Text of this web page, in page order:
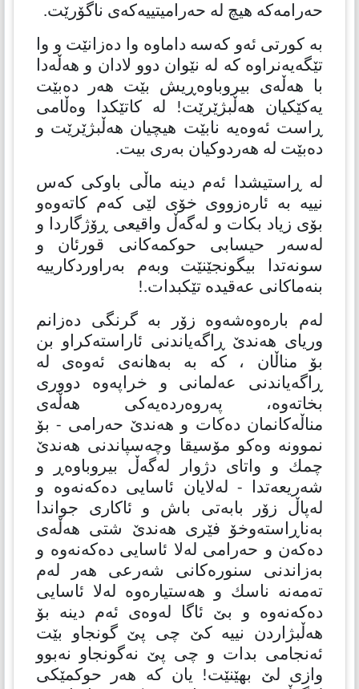
حەرامەكە هیچ لە حەرامیتییەكەی ناگۆرێت.
بە كورتی ئەو كەسە داماوە وا دەزانێت و وا
تێگەیەنراوە كە لە نێوان دوو لادان و هەڵەدا
با هەڵەی بیروباوەڕیش بێت هەر دەبێت
یەكێكیان هەڵبژێرێت! لە كاتێكدا وەڵامی
ڕاست ئەوەیە نابێت هیچیان هەڵبژێرێت و
دەبێت لە هەردوكیان بەری بیت.
لە ڕاستیشدا ئەم دینە ماڵی باوكی كەس
نییە بە ئارەزووی خۆی لێی كەم كاتەوەو
بۆی زیاد بكات و لەگەڵ واقیعی ڕۆژگاردا و
لەسەر حیسابی حوكمەكانی قورئان و
سونەتدا بیگونجێنێت وبەم بەراوردكارییە
بنەماكانی عەقیدە تێكبدات.!
لەم بارەوەشەوە زۆر بە گرنگی دەزانم
وریای هەندێ ڕاگەیاندنی ئاراستەكراو بن
بۆ مناڵان ، كە بە بەهانەی ئەوەی لە
ڕاگەیاندنی عەلمانی و خراپەوە دووری
بخاتەوە، پەروەردەیەكی هەڵەی
مناڵەكانمان دەكات و هەندێ حەرامی - بۆ
نموونە وەكو مۆسیقا وچەسپاندنی هەندێ
چمك و واتای دژوار لەگەڵ بیروباوەڕ و
شەریعەتدا - لەلایان ئاسایی دەكەنەوە و
لەپاڵ زۆر بابەتی باش و ئاكاری جواندا
بەناڕاستەوخۆ فێری هەندێ شتی هەڵەی
دەكەن و حەرامی لەلا ئاسایی دەكەنەوە و
بەزاندنی سنورەكانی شەرعی هەر لەم
تەمەنە ناسك و هەستیارەوە لەلا ئاسایی
دەكەنەوە و بێ ئاگا لەوەی ئەم دینە بۆ
هەڵبژاردن نییە كێ چی پێ گونجاو بێت
ئەنجامی بدات و چی پێ نەگونجاو نەبوو
وازی لێ بهێنێت! یان كە هەر حوكمێكی